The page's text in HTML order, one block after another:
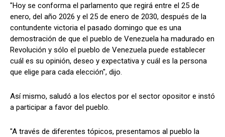
"Hoy se conforma el parlamento que regirá entre el 25 de
enero, del año 2026 y el 25 de enero de 2030, después de la
contundente victoria el pasado domingo que es una
demostración de que el pueblo de Venezuela ha madurado en
Revolución y sólo el pueblo de Venezuela puede establecer
cuál es su opinión, deseo y expectativa y cuál es la persona
que elige para cada elección", dijo.
Así mismo, saludó a los electos por el sector opositor e instó
a participar a favor del pueblo.
"A través de diferentes tópicos, presentamos al pueblo la